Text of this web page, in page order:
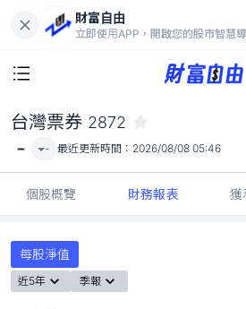
財富自由
立即使用APP，開啟您的股市智慧導
-
台灣票券 2872
- - 最近更新時間： 2026/08/08 05:46
個股概覽 財務報表 獲
每股淨值
近5年 季報